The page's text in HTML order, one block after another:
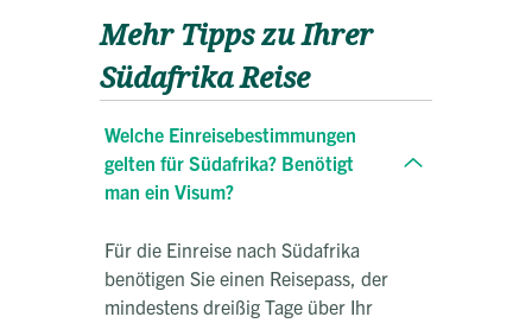
Mehr Tipps zu Ihrer
Südafrika Reise
Welche Einreisebestimmungen
gelten für Südafrika? Benötigt
man ein Visum?
Für die Einreise nach Südafrika
benötigen Sie einen Reisepass, der
mindestens dreißig Tage über Ihr